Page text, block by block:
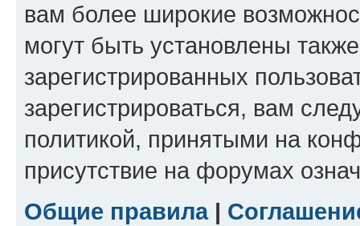
вам более широкие
могут быть установлены
зарегистрированных
зарегистрироваться, вам
политикой, принятыми на
присутствие на форумах
Общие правила|